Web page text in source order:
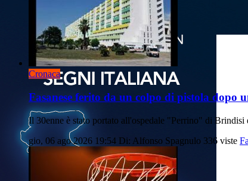
Cronaca
Fasanese ferito da un colpo di pistola dopo
Il 30enne è stato portato all'ospedale "Perrino" di
gio, 06 ago 2026 19:54 Di: Alfonso Spagnulo 336 viste